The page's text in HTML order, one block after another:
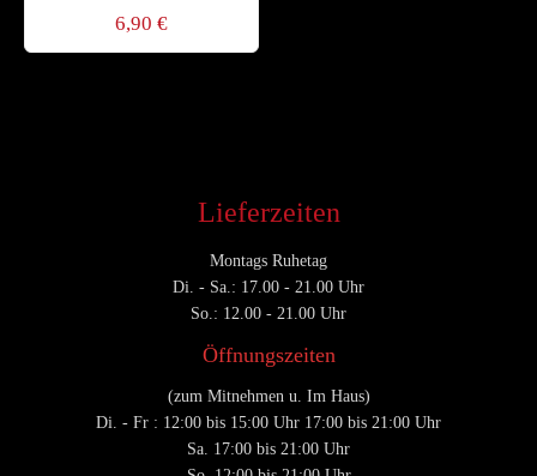
6,90 €
Lieferzeiten
Montags Ruhetag
Di. - Sa.: 17.00 - 21.00 Uhr
So.: 12.00 - 21.00 Uhr
Öffnungszeiten
(zum Mitnehmen u. Im Haus)
Di. - Fr : 12:00 bis 15:00 Uhr 17:00 bis 21:00 Uhr
Sa. 17:00 bis 21:00 Uhr